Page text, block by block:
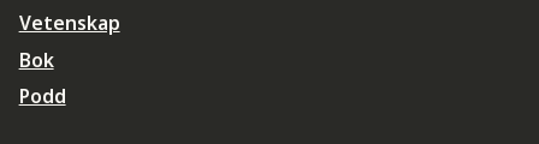
Vetenskap
Bok
Podd